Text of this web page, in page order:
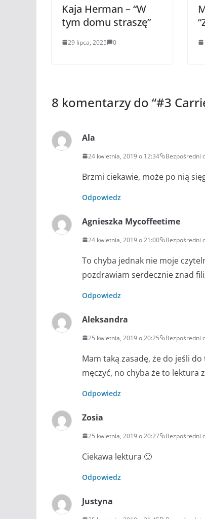
Kaja Herman – “W
tym domu straszę”
29 lipca, 2025 0
8 komentarzy do “#3
Ala
24 kwietnia, 2019 o 12:34 Bezpośredni
Brzmi ciekawie, może po nią
Odpowiedz
Agnieszka Mycoffeetime
24 kwietnia, 2019 o 21:00 Bezpośredni
To chyba jednak nie moje
pozdrawiam serdecznie znad
Odpowiedz
Aleksandra
25 kwietnia, 2019 o 20:25 Bezpośredni
Mam taką zasadę, że do jeśli
męczyć, no chyba że to lektura
Odpowiedz
Zosia
25 kwietnia, 2019 o 20:27 Bezpośredni
Ciekawa lektura 🙂
Odpowiedz
Justyna